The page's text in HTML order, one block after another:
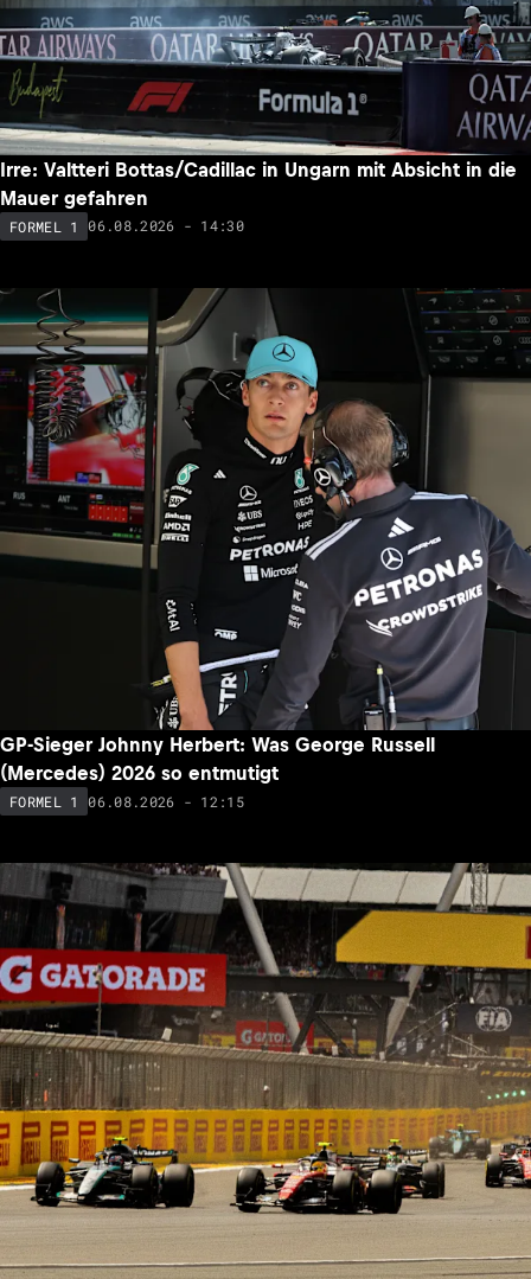
Irre: Valtteri Bottas/Cadillac in Ungarn mit Absicht in die
Mauer gefahren
FORMEL 1 06.08.2026 - 14:30
GP-Sieger Johnny Herbert: Was George Russell
(Mercedes) 2026 so entmutigt
FORMEL 1 06.08.2026 - 12:15